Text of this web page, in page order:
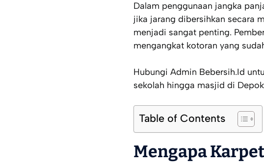
Dalam penggunaan jangka
jika jarang dibersihkan secara
menjadi sangat penting.
mengangkat kotoran yang
Hubungi Admin Bebersih.Id
sekolah hingga masjid di
Table of Contents
Mengapa